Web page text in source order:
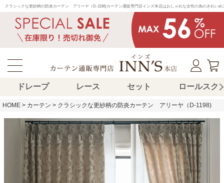
クラシックな更紗柄の防炎カーテン　アリーヤ（D-1198)カーテン通販専門店インズ本店はおしゃれな女性の為のきれい
ドレープ レース セット ロールスク
HOME カーテン クラシックな更紗柄の防炎カーテン アリーヤ（D-1198)